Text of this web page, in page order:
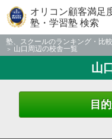
オリコン顧客満足
塾・学習塾 検索
塾、スクールのランキング・比較
山口周辺の校舎一覧
山
目